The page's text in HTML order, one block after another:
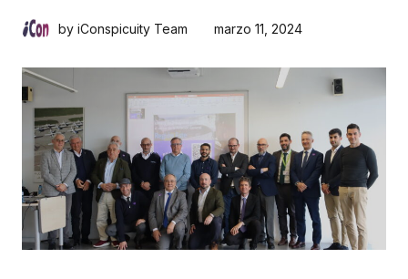
by iConspicuity Team marzo 11, 2024